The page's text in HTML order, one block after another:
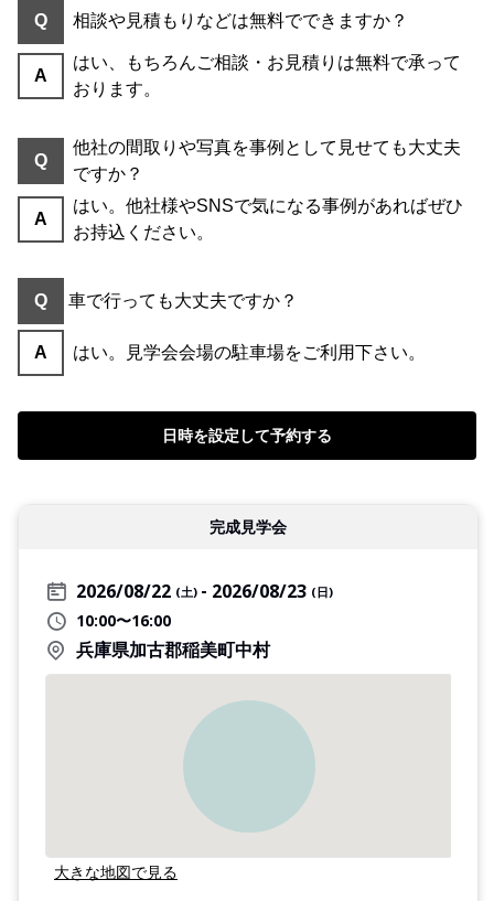
Q 相談や見積もりなどは無料でできますか？
A
はい、もちろんご相談・お見積りは無料で承って
おります。
Q
他社の間取りや写真を事例として見せても大丈夫
ですか？
A
はい。他社様やSNSで気になる事例があればぜひ
お持込ください。
Q 車で行っても大丈夫ですか？
A はい。見学会会場の駐車場をご利用下さい。
日時を設定して予約する
完成見学会
2026/08/22 (土) 2026/08/23 (日)
10:00〜16:00
兵庫県加古郡稲美町中村
大きな地図で見る